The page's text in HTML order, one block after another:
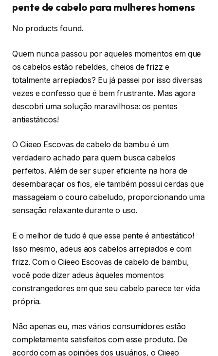
pente de cabelo para mulheres homens
No products found.
Quem nunca passou por aqueles momentos em que
os cabelos estão rebeldes, cheios de frizz e
totalmente arrepiados? Eu já passei por isso diversas
vezes e confesso que é bem frustrante. Mas agora
descobri uma solução maravilhosa: os pentes
antiestáticos!
O Ciieeo Escovas de cabelo de bambu é um
verdadeiro achado para quem busca cabelos
perfeitos. Além de ser super eficiente na hora de
desembaraçar os fios, ele também possui cerdas que
massageiam o couro cabeludo, proporcionando uma
sensação relaxante durante o uso.
E o melhor de tudo é que esse pente é antiestático!
Isso mesmo, adeus aos cabelos arrepiados e com
frizz. Com o Ciieeo Escovas de cabelo de bambu,
você pode dizer adeus àqueles momentos
constrangedores em que seu cabelo parece ter vida
própria.
Não apenas eu, mas vários consumidores estão
completamente satisfeitos com esse produto. De
acordo com as opiniões dos usuários, o Ciieeo